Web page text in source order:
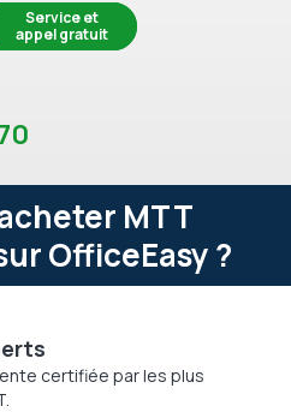
Service et
appel gratuit
MTT
OfficeEasy ?
certifiée par les plus